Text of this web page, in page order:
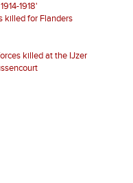
1918'
killed for Flanders
killed at the IJzer